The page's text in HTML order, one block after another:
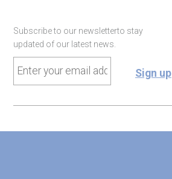
Subscribe to our newsletterto stay
updated of our latest news.
email